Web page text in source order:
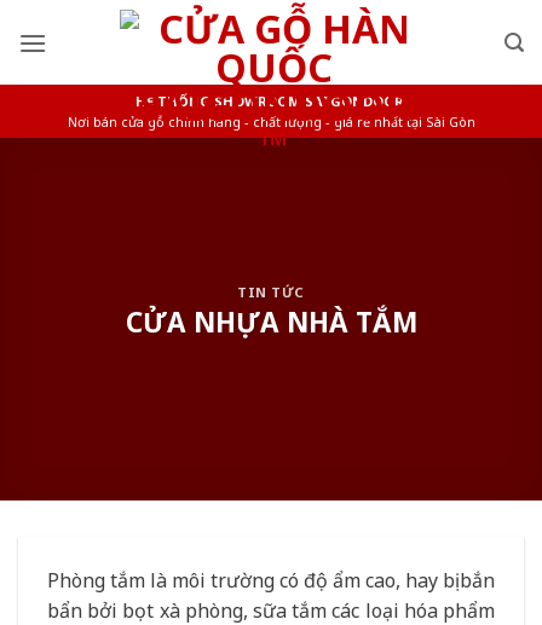
HỆ THỐNG SHOWROOM SAIGONDOOR
Nơi bán cửa gỗ chính hãng - chất lượng - giá rẻ nhất tại Sài Gòn
TIN TỨC
CỬA NHỰA NHÀ TẮM
Phòng tắm là môi trường có độ ẩm cao, hay bị bắn
bẩn bởi bọt xà phòng, sữa tắm các loại hóa phẩm